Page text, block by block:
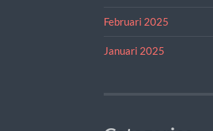
Februari 2025
Januari 2025